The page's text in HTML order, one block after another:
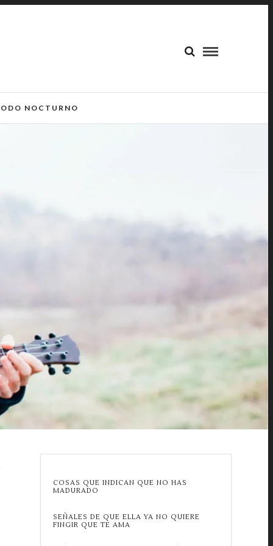
NOCTURNO
COSAS QUE INDICAN QUE NO HAS
MADURADO
SEÑALES DE QUE ELLA YA NO QUIERE
FINGIR QUE TE AMA